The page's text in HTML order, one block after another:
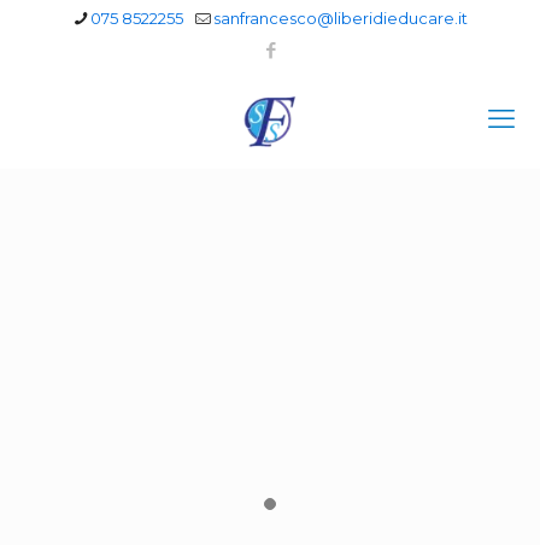
075 8522255 sanfrancesco@liberidieducare.it